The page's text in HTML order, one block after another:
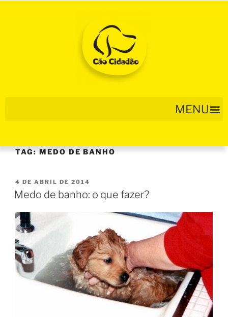
TAG:MEDO DE BANHO
4 DE ABRIL DE 2014
Medo de banho: o que fazer?